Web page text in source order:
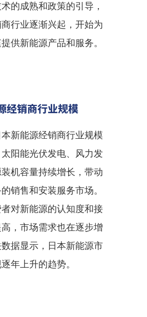
的成熟和政策的引导，
行业逐渐兴起，开始为
供新能源产品和服务。
经销商行业规模
新能源经销商行业规模
阳能光伏发电、风力发
机容量持续增长，带动
销售和安装服务市场。
对新能源的认知度和接
，市场需求也在逐步增
据显示，日本新能源市
年上升的趋势。